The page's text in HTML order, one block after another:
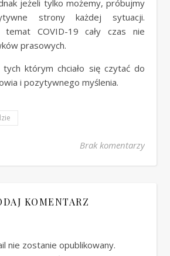
jeżeli tylko możemy, próbujmy
strony każdej sytuacji.
temat COVID-19 cały czas nie
prasowych.
którym chciało się czytać do
i pozytywnego myślenia.
Brak komentarzy
KOMENTARZ
nie zostanie opublikowany.